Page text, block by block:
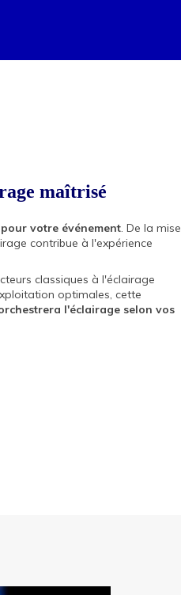
maîtrisé
votre événement. De la mise
contribue à l'expérience
classiques à l'éclairage
optimales, cette
l'éclairage selon vos